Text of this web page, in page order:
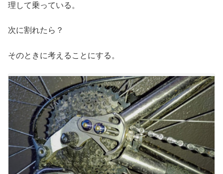
理して乗っている。
次に割れたら？
そのときに考えることにする。